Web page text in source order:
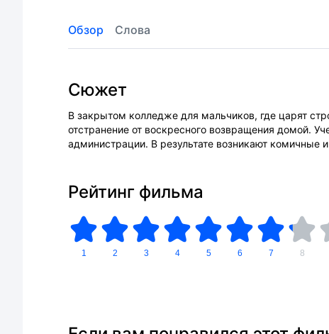
Обзор Слова
Сюжет
В закрытом колледже для мальчиков, где царят
отстранение от воскресного возвращения домой.
администрации. В результате возникают комичные
Рейтинг фильма
1 2 3 4 5 6 7 8